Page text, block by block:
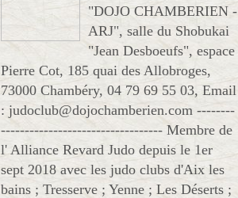
"DOJO CHAMBERIEN -
ARJ", salle du Shobukai
"Jean Desboeufs", espace
Pierre Cot, 185 quai des Allobroges,
73000 Chambéry, 04 79 69 55 03, Email
: judoclub@dojochamberien.com --------
---------------------------------- Membre de
l' Alliance Revard Judo depuis le 1er
sept 2018 avec les judo clubs d'Aix les
bains ; Tresserve ; Yenne ; Les Déserts ;